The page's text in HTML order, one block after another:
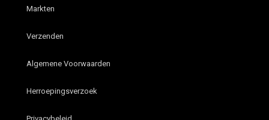
Markten
Verzenden
Algemene Voorwaarden
Herroepingsverzoek